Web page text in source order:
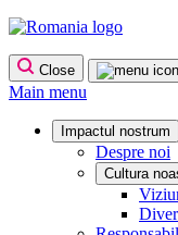
Skip
contentClose
Main menu
Impactul nostrum
Despre noi
Cultura